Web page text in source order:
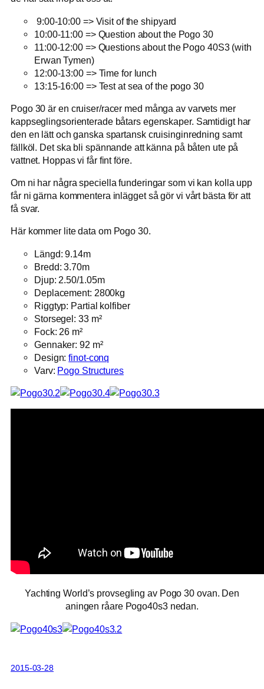
9:00-10:00 => Visit of the shipyard
10:00-11:00 => Question about the Pogo 30
11:00-12:00 => Questions about the Pogo 40S3 (with
Erwan Tymen)
12:00-13:00 => Time for lunch
13:15-16:00 => Test at sea of the pogo 30
Pogo 30 är en cruiser/racer med många av varvets mer
kappseglingsorienterade båtars egenskaper. Samtidigt har
den en lätt och ganska spartansk cruisinginredning samt
fällköl. Det ska bli spännande att känna på båten ute på
vattnet. Hoppas vi får fint före.
Om ni har några speciella funderingar som vi kan kolla upp
får ni gärna kommentera inlägget så gör vi vårt bästa för att
få svar.
Här kommer lite data om Pogo 30.
Längd: 9.14m
Bredd: 3.70m
Djup: 2.50/1.05m
Deplacement: 2800kg
Riggtyp: Partial kolfiber
Storsegel: 33 m²
Fock: 26 m²
Gennaker: 92 m²
Design:finot-conq
Varv: Pogo Structures
Yachting World’s provsegling av Pogo 30 ovan. Den
aningen råare Pogo40s3 nedan.
2015-03-28